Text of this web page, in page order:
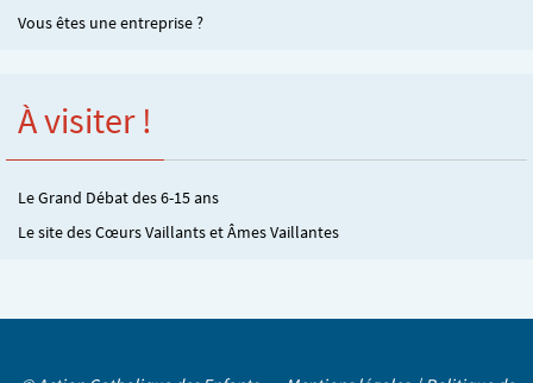
Vous êtes une entreprise ?
À visiter !
Le Grand Débat des 6-15 ans
Le site des Cœurs Vaillants et Âmes Vaillantes